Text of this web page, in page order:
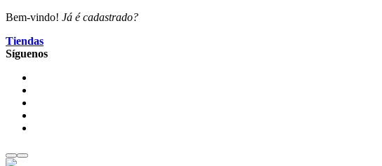
Bem-vindo! Já é cadastrado?
Tiendas
Síguenos